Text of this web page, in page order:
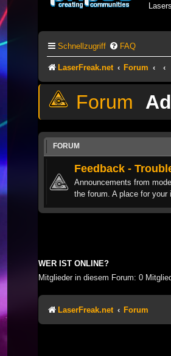
Schnellzugriff FAQ
LaserFreak.net Forum
FORUM
Feedback -
Announcements from
the forum. A place for your
WER IST ONLINE?
Mitglieder in diesem Forum: 0
LaserFreak.net Forum